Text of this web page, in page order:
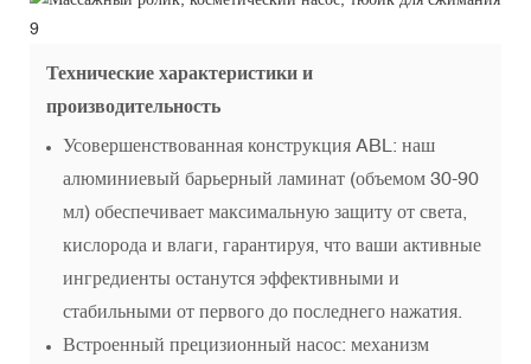
Технические характеристики и
производительность
Усовершенствованная конструкция ABL: наш
алюминиевый барьерный ламинат (объемом 30-90
мл) обеспечивает максимальную защиту от света,
кислорода и влаги, гарантируя, что ваши активные
ингредиенты останутся эффективными и
стабильными от первого до последнего нажатия.
Встроенный прецизионный насос: механизм